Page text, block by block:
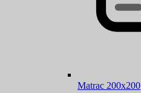
Matrac 200x200